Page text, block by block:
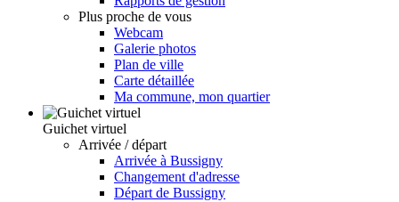
Plus proche de vous
Webcam
Galerie photos
Plan de ville
Carte détaillée
Ma commune, mon quartier
Guichet virtuel
Arrivée / départ
Arrivée à Bussigny
Changement d'adresse
Départ de Bussigny